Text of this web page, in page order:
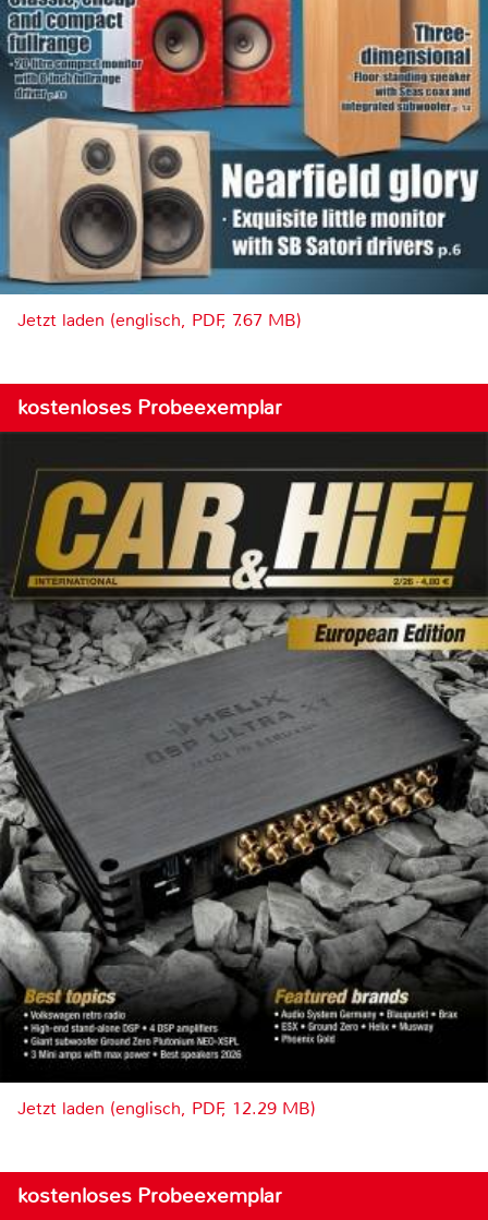
Jetzt laden (englisch, PDF, 7.67 MB)
kostenloses Probeexemplar
Jetzt laden (englisch, PDF, 12.29 MB)
kostenloses Probeexemplar